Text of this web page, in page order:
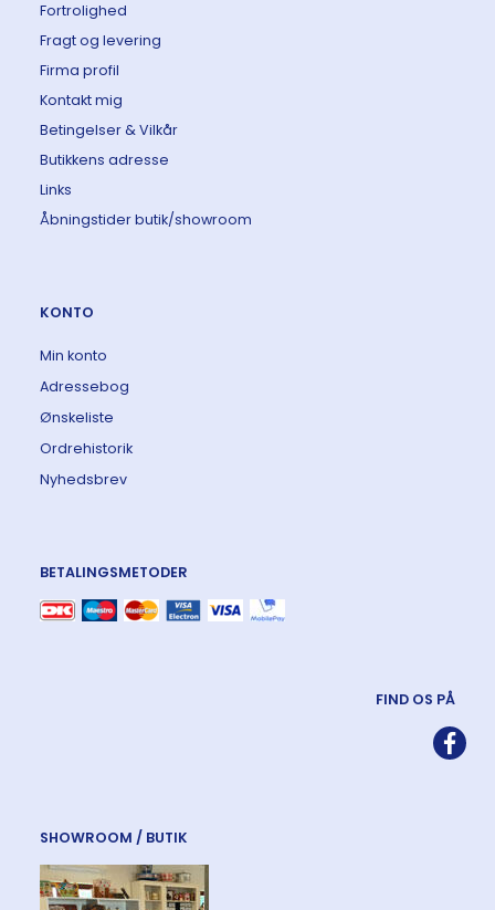
Fortrolighed
Fragt og levering
Firma profil
Kontakt mig
Betingelser & Vilkår
Butikkens adresse
Links
Åbningstider butik/showroom
KONTO
Min konto
Adressebog
Ønskeliste
Ordrehistorik
Nyhedsbrev
BETALINGSMETODER
FIND OS PÅ
SHOWROOM / BUTIK